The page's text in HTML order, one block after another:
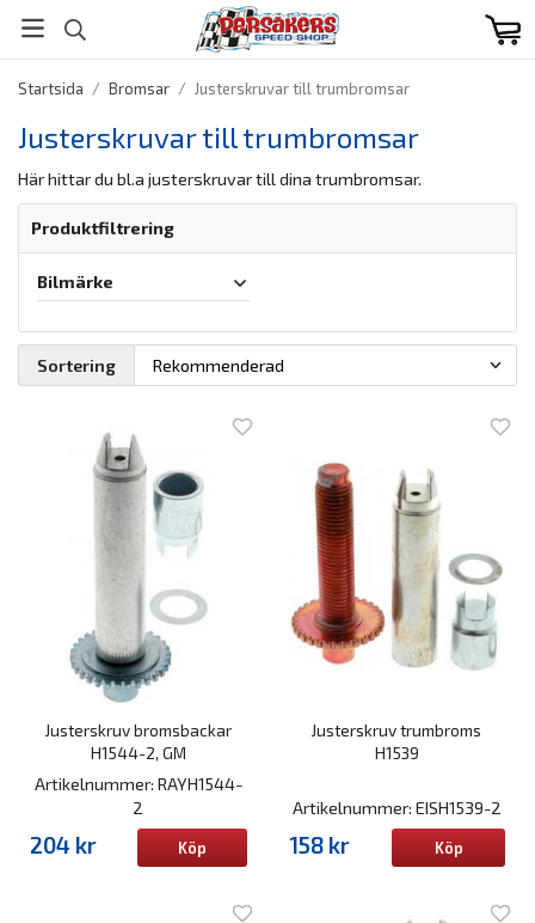
Startsida / Bromsar / Justerskruvar till trumbromsar
Justerskruvar till trumbromsar
Här hittar du bl.a justerskruvar till dina trumbromsar.
Produktfiltrering
Bilmärke
Sortering
Justerskruv bromsbackar
H1544-2, GM
Artikelnummer: RAYH1544-
2
204 kr Köp
Justerskruv trumbroms
H1539
Artikelnummer: EISH1539-2
158 kr Köp